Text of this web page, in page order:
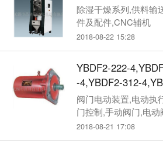
除湿干燥系列,供料输
件及配件,CNC辅机
2018-08-22 15:28
YBDF2-222-
-4,YBDF2-312-
22-4,YBDF2-411-
2-422-4,YBDF2-
YBDF-WF-221-
F-WF-231-4 阀门
阀门电动装置,电动执
门控制,手动阀门,电动
2018-08-21 17:08